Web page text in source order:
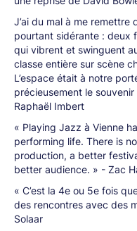
J’ai du mal à me
pourtant sidérante : deux
qui vibrent et swinguent
classe entière sur scène
L’espace était à notre
précieusement le
Raphaël Imbert
« Playing Jazz à Vienne
performing life. There is
production, a better
better audience. » - Zac
« C’est la 4e ou 5e fois
des rencontres avec des
Solaar